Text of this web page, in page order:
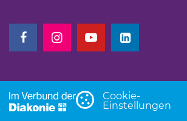
(Link öffnet einen neuen Tab)
(Link öffnet einen neuen
(Link öffnet einen
(Link öffnet
Cookie-
Einstellungen